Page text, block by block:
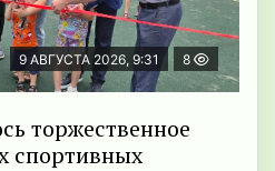
9 АВГУСТА 2026, 9:31 8
торжественное
спортивных